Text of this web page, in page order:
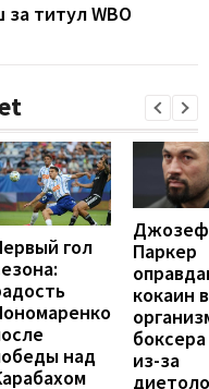
титул WBO
гол
над
Джозеф
Паркер
кокаин в
из-за